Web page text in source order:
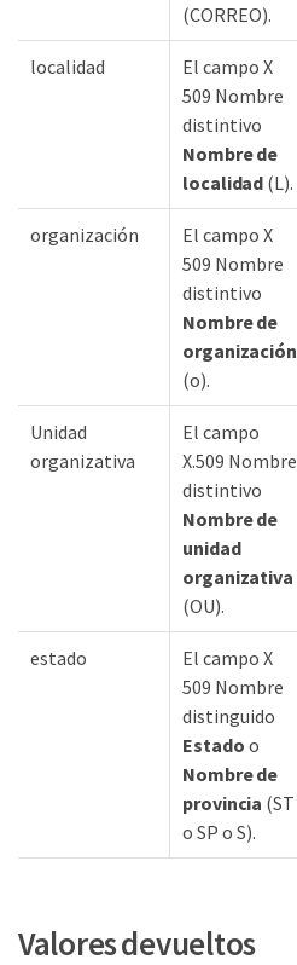
(CORREO).
localidad
El campo X
509 Nombre
distintivo
Nombre de
localidad (L).
organización
El campo X
509 Nombre
distintivo
Nombre de
organización
(o).
Unidad
organizativa
El campo
X.509 Nombre
distintivo
Nombre de
unidad
organizativa
(OU).
estado
El campo X
509 Nombre
distinguido
Estado o
Nombre de
provincia (ST
o SP o S).
Valores devueltos